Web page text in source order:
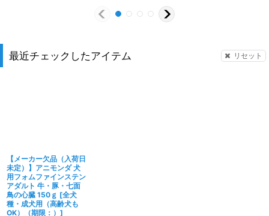
最近チェックしたアイテム リセット
【メーカー欠品（入荷日
未定）】アニモンダ 犬
用フォムファインステン
アダルト 牛・豚・七面
鳥の心臓 150ｇ [全犬
種・成犬用（高齢犬も
OK）（期限：） ]